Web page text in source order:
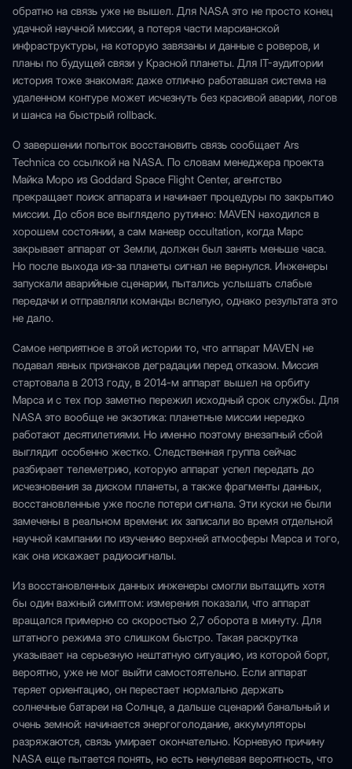
обратно на связь уже не вышел. Для NASA это не просто конец
удачной научной миссии, а потеря части марсианской
инфраструктуры, на которую завязаны и данные с роверов, и
планы по будущей связи у Красной планеты. Для IT-аудитории
история тоже знакомая: даже отлично работавшая система на
удаленном контуре может исчезнуть без красивой аварии, логов
и шанса на быстрый rollback.
О завершении попыток восстановить связь сообщает Ars
Technica со ссылкой на NASA. По словам менеджера проекта
Майка Моро из Goddard Space Flight Center, агентство
прекращает поиск аппарата и начинает процедуры по закрытию
миссии. До сбоя все выглядело рутинно: MAVEN находился в
хорошем состоянии, а сам маневр occultation, когда Марс
закрывает аппарат от Земли, должен был занять меньше часа.
Но после выхода из-за планеты сигнал не вернулся. Инженеры
запускали аварийные сценарии, пытались услышать слабые
передачи и отправляли команды вслепую, однако результата это
не дало.
Самое неприятное в этой истории то, что аппарат MAVEN не
подавал явных признаков деградации перед отказом. Миссия
стартовала в 2013 году, в 2014-м аппарат вышел на орбиту
Марса и с тех пор заметно пережил исходный срок службы. Для
NASA это вообще не экзотика: планетные миссии нередко
работают десятилетиями. Но именно поэтому внезапный сбой
выглядит особенно жестко. Следственная группа сейчас
разбирает телеметрию, которую аппарат успел передать до
исчезновения за диском планеты, а также фрагменты данных,
восстановленные уже после потери сигнала. Эти куски не были
замечены в реальном времени: их записали во время отдельной
научной кампании по изучению верхней атмосферы Марса и того,
как она искажает радиосигналы.
Из восстановленных данных инженеры смогли вытащить хотя
бы один важный симптом: измерения показали, что аппарат
вращался примерно со скоростью 2,7 оборота в минуту. Для
штатного режима это слишком быстро. Такая раскрутка
указывает на серьезную нештатную ситуацию, из которой борт,
вероятно, уже не мог выйти самостоятельно. Если аппарат
теряет ориентацию, он перестает нормально держать
солнечные батареи на Солнце, а дальше сценарий банальный и
очень земной: начинается энергоголодание, аккумуляторы
разряжаются, связь умирает окончательно. Корневую причину
NASA еще пытается понять, но есть ненулевая вероятность, что